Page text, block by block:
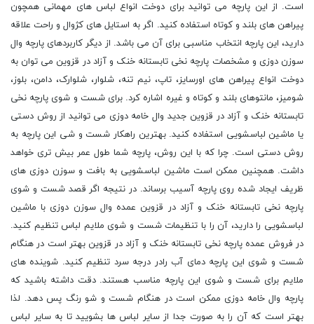
است. از این پارچه می توانید برای دوخت انواع لباس های مهمانی همچون
پیراهن های بلند و کوتاه استفاده کنید. اگر به استایل های کژوال و راحت علاقه
دارید، این پارچه انتخاب مناسبی برای آن می باشد. از دیگر کاربردهای پارچه وال
سوزن دوزی و مشخصات پارچه نخی تابستانه خنک و آزاد در قزوین می توان به
دوخت انواع پیراهن های اورسایز، تاپ، نیم تنه، شلوار، شلوارک، دامن، بلوز،
شومیز، مانتوهای بلند و کوتاه و غیره اشاره کرد. برای شست و شوی پارچه نخی
تابستانه خنک و آزاد در قزوین جدید وال خامه دوزی می توانید از روش دستی
یا ماشین لباسشویی استفاده کنید. بهترین راهکار شست و شی این پارچه به
روش دستی است. چرا که با این روش، پارچه شما طول عمر بیش تری خواهد
داشت. همچنین ممکن است ماشین لباسشویی به بافت و سوزن دوزی های
ظریف ایجاد شده روی پارچه آسیب برساند. در نتیجه اگر قصد شست و شوی
پارچه نخی تابستانه خنک و آزاد در قزوین عمده وال سوزن دوزی با ماشین
لباسشویی را دارید، آن را با تنظیمات شست و شوی ملایم لباس تنظیم کنید.
در فروش عمده پارچه نخی تابستانه خنک و آزاد در قزوین بهتر است در هنگام
شست و شوی این پارچه دمای آب رادر درجه سرد تنظیم کنید. شوینده های
ملایم برای شست و شوی این پارچه مناسب هستند. دقت داشته باشید که
پارچه وال خامه دوزی ممکن است در هنگام شست و شو رنگ پس دهد. لذا
بهتر است که آن را به صورت جدا از سایر لباس ها بشویید تا به سایر لباس